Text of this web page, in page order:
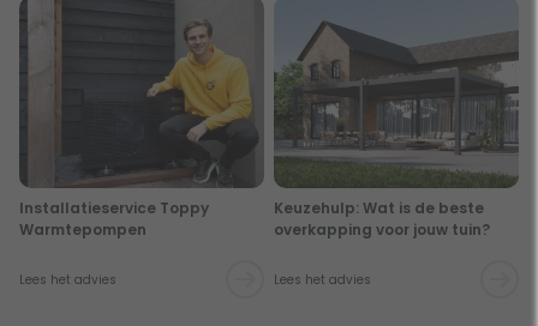
Installatieservice Toppy
Warmtepompen
Lees het advies
Keuzehulp: Wat is de beste
overkapping voor jouw tuin?
Lees het advies